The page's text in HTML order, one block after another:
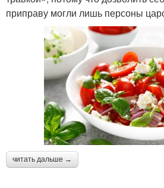
приправу могли лишь персоны
читать дальше →